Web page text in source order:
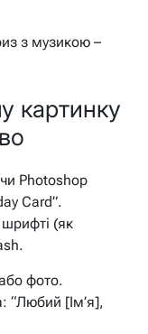
з музикою –
картинку
Photoshop
Card”.
(як
фото.
“Любий [Ім’я],